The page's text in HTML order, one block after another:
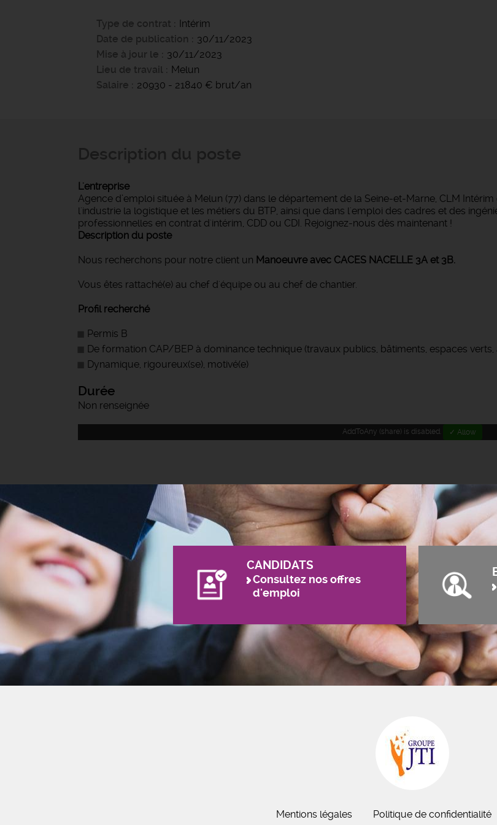
Type de contrat
Intérim
Date de publication
30/11/2023
Mise à jour le
30/11/2023
Lieu de travail
Melun
Salaire
20930 - 21840 € brut/an
L'entreprise
Agence d’emploi située à Melun (77) dans le département de la Seine-et-Marne, CLM
l'industrie la logistique et les métiers du BTP, ainsi que dans l'emploi des cadres et des
professionnelles en contrat d'intérim, CDD ou CDI. Rejoignez-nous dès maintenant !
Description du poste
Nous recherchons pour notre client un Manoeuvre avec CACES NACELLE 3A et 3B.
Vous êtes rattaché(e) au chef d'équipe ou au chef de chantier.
Profil recherché
Permis B
De formation CAP/BEP à dominance technique (travaux publics, bâtiments, espaces verts,
Dynamique, rigoureux(se), motivé(e)
Durée
Non renseignée
AddToAny (share) is disabled. ✓ Allow
CANDIDATS
Consultez nos offres
d'emploi
Mentions légales Politique de confidentialité